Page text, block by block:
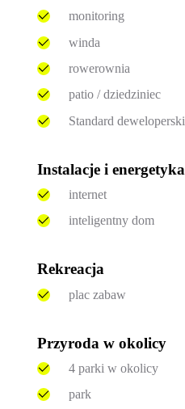
monitoring
winda
rowerownia
patio / dziedziniec
Standard deweloperski
Instalacje i energetyka
internet
inteligentny dom
Rekreacja
plac zabaw
Przyroda w okolicy
4 parki w okolicy
park